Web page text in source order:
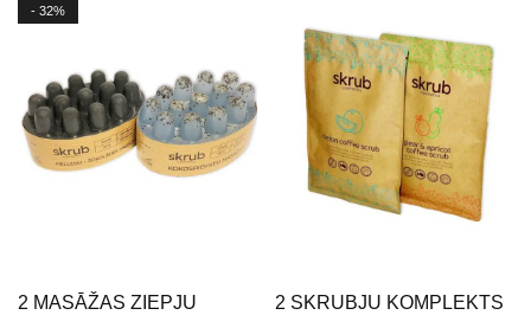
- 32%
2 MASĀŽAS ZIEPJU
2 SKRUBJU KOMPLEKTS